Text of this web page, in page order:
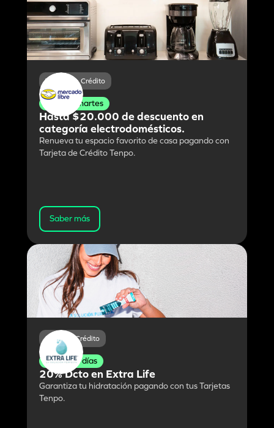
Tarjeta de Crédito
Lunes y martes
Hasta $20.000 de descuento en
categoría electrodomésticos.
Renueva tu espacio favorito de casa pagando con
Tarjeta de Crédito Tenpo.
Saber más
Débito y Crédito
Todos los días
20% Dcto en Extra Life
Garantiza tu hidratación pagando con tus Tarjetas
Tenpo.